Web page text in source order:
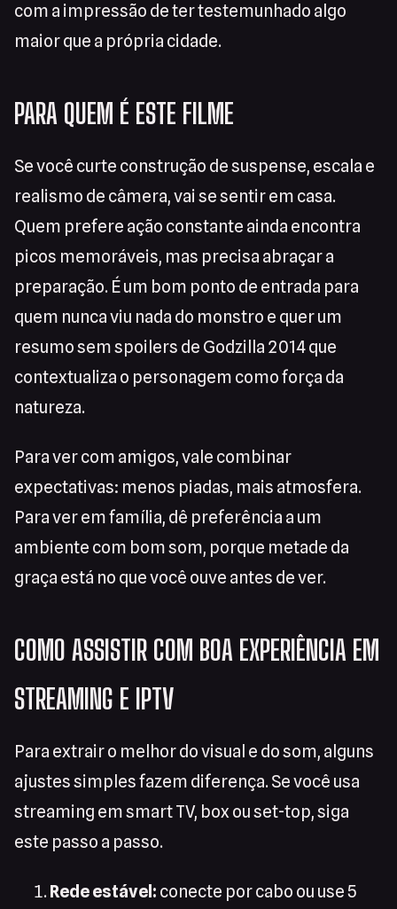
com a impressão de ter testemunhado algo
maior que a própria cidade.
PARA QUEM É ESTE FILME
Se você curte construção de suspense, escala e
realismo de câmera, vai se sentir em casa.
Quem prefere ação constante ainda encontra
picos memoráveis, mas precisa abraçar a
preparação. É um bom ponto de entrada para
quem nunca viu nada do monstro e quer um
resumo sem spoilers de Godzilla 2014 que
contextualiza o personagem como força da
natureza.
Para ver com amigos, vale combinar
expectativas: menos piadas, mais atmosfera.
Para ver em família, dê preferência a um
ambiente com bom som, porque metade da
graça está no que você ouve antes de ver.
COMO ASSISTIR COM BOA EXPERIÊNCIA EM
STREAMING E IPTV
Para extrair o melhor do visual e do som, alguns
ajustes simples fazem diferença. Se você usa
streaming em smart TV, box ou set-top, siga
este passo a passo.
Rede estável: conecte por cabo ou use 5